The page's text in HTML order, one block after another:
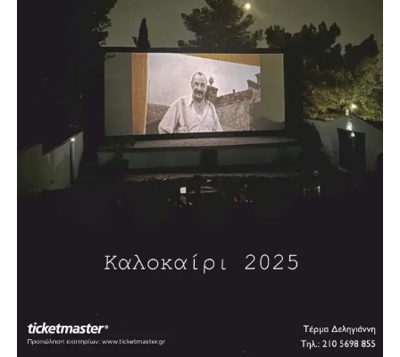
Σύμφωνα με τον σχεδιασμό, η διαδικασία δημοπράτησης
αναμένεται να ξεκινήσει μέσα στη χρονιά, με τον δήμαρχο
πόλη θα διαθέτει ένα σύγχρονο κλειστό κολυμβητήριο.
«Θέλουμε πολύ να το υποστηρίξουμε αυτό και να